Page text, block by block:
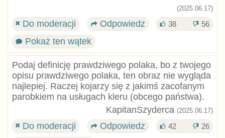
(2025.06.17)
Do moderacji Odpowiedz 38 56
Pokaż ten wątek
Podaj definicję prawdziwego polaka, bo z twojego
opisu prawdziwego polaka, ten obraz nie wygląda
najlepiej. Raczej kojarzy się z jakimś zacofanym
parobkiem na usługach kleru (obcego państwa).
KapitanSzyderca (2025.06.17)
Do moderacji Odpowiedz 42 26